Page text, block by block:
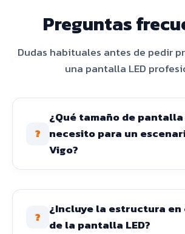
Preguntas
Dudas habituales antes de pedir
una pantalla LED
?
¿Qué tamaño de pantalla
necesito para un
Vigo?
?
¿Incluye la estructura
de la pantalla LED?